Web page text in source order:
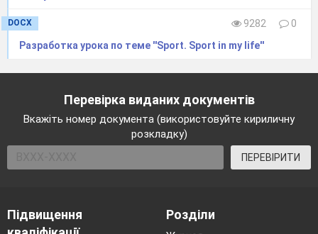
Ведучий 2-Що не кажи але таких гостей наша
школа ще не бачила!
Ведучий 1-It’s seems to me that it’s only the
цим святом.
Стародавні друїди, які заселяли
DOCX 9282
0
Разработка урока по теме ''Sport. Sport in my life''
Перевірка виданих документів
Вкажіть номер документа (використовуйте кириличну
розкладку)
ПЕРЕВІРИТИ
Підвищення
Розділи